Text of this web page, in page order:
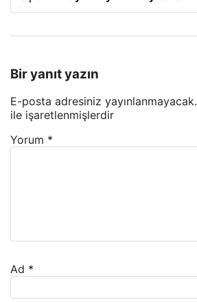
Bir yanıt yazın
E-posta adresiniz yayınlanmayacak.
ile işaretlenmişlerdir
Yorum *
Ad *